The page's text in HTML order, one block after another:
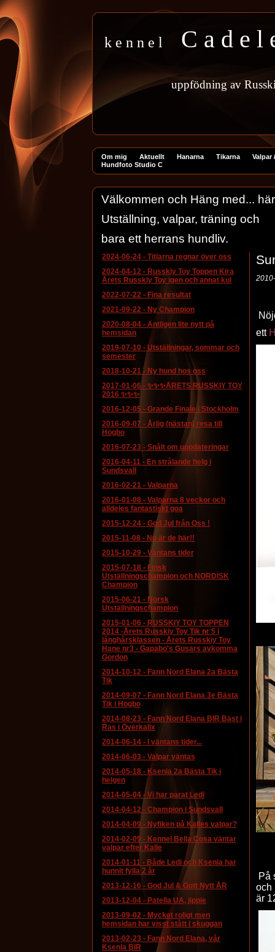
k e n n e l C a d e l
uppfödning av
Om mig Aktuellt Hanarna Tikarna
Valpar
Hundfoto Studio C
Välkommen och Häng med...
Utställning, valpar, träning och
bara ett herrans hundliv.
2024-06-24 - Titlarna regnar över oss
2024-04-12 - Russkiy Toy Toppen Kira
Årets Russkiy Toy igen och annat kul
2022-07-22 - Fina resultat
2021-09-22 - Ny Champion
2020-08-04 - Äntligen lite nytt på
hemsidan
2019-07-10 - Utställningar, sommar och
semester
2018-10-21- Ny hund hos oss
2017-01-06 - ✨✨✨ÅRETS RUSSKIY TOY
2016 ✨✨✨
2016-12-05 - Grande Finale i Stockholm
2016-09-07 - Årlig (nästan) resa till
Högbo
2016-07-23 - Snålt om uppdateringar
2016-04-11 - En strålande helg i
Sundsvall
2016-02-21 - Valparna
2016-01-08 - Valparna 8 veckor och
alldeles fantastiskt goa
2015-12-24 - God Jul från Oss !
2015-11-08 - Nu är de här!!
2015-10-29 - Väntans tider
2015-07-18 - Finsk
Utställningschampion och NORDISK
Champion
2015-06-21 - Norsk
Utställningschampion
2015-01-06 - RUSSKIY TOY TOPPEN
2014 -Årets Russkiy Toy Tik nr 5 i
långhårsklassen - Årets Russkiy Toy
Hane nr3 - Gapabo's Gusars avkomma
Gordon
2014-10-12 - Fann Nord Elana 2a Bästa
Tik
2014-09-07 - Fann Nord Elana 3e Bästa
Tik i Högbo
2014-08-23 - Fann Nord Elana BIR Bäst i
Ras i Överkalix
2014-06-14 -
I väntans tider...
2014-06-03 - Valpar väntas
2014-05-18 - Ksenia 2a Bästa Tik i
helgen
2014-05-04 - Vi har parat Ledi
2014-04-12- Champion i Sundsvall
2014-04-09 - Nyfiken på Kalles valpar?
2014-02-09 - Kennel Bella Cosa väntar
valpar efter Kalle
2014-01-11 - Både Ledi och Ksenia har
hunnit fylla 2 år
2013-12-16 - God Jul & Gott Nytt ÅR
2013-12-04 - Patella UA, jippie
2013-09-02 - Mycket roligt men
hemsidan har visst stått i skuggan
2013-02-23 - Fann Nord Elana, vår
Ksenia BIR
ett
På
och
är